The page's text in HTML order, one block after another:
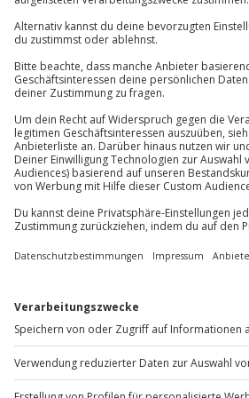
Mindestalter: 18 Jahre
Teilnehmer
Gutschein gültig für 1 Person
Gruppengröße: 8-25
Du hast noch Fragen?
01 205 19 24
Kontakt & FAQ
Jochen SchweizerGmbH
Mühldorfstraße 8
81671 München
Du erreichst uns telefonisch zu
Mo-Fr: 8-20 Uhr | Sa: 10-16 Uhr
Du möchtest als Firma bestellen?
Sichere Dir attraktive